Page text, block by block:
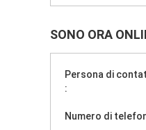
SONO ORA
Persona di
:
Numero di